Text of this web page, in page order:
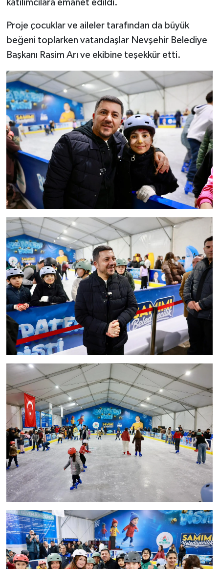
katılımcılara emanet edildi.
Proje çocuklar ve aileler tarafından da büyük
beğeni toplarken vatandaşlar Nevşehir Belediye
Başkanı Rasim Arı ve ekibine teşekkür etti.